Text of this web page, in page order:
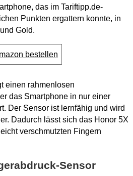
das im Tariftipp.de-
Punkten ergattern konnte, in
Gold.
bestellen
einen rahmenlosen
das Smartphone in nur einer
Der Sensor ist lernfähig und wird
Dadurch lässt sich das Honor 5X
verschmutzten Fingern
Sensor